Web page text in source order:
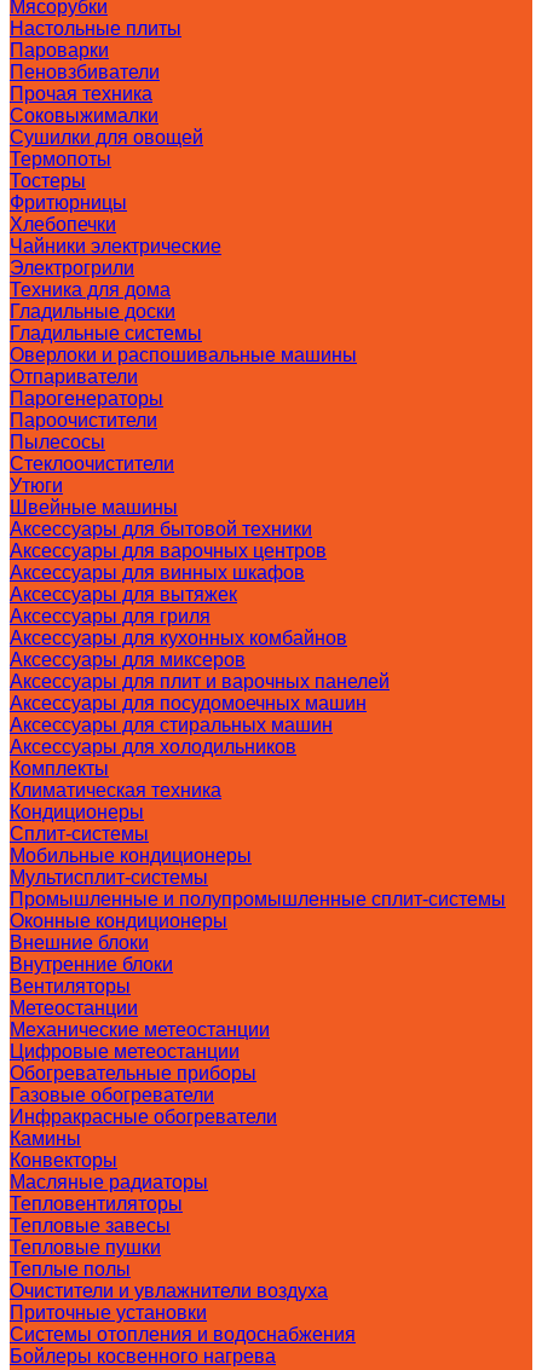
Мясорубки
Настольные плиты
Пароварки
Пеновзбиватели
Прочая техника
Соковыжималки
Сушилки для овощей
Термопоты
Тостеры
Фритюрницы
Хлебопечки
Чайники электрические
Электрогрили
Техника для дома
Гладильные доски
Гладильные системы
Оверлоки и распошивальные машины
Отпариватели
Парогенераторы
Пароочистители
Пылесосы
Стеклоочистители
Утюги
Швейные машины
Аксессуары для бытовой техники
Аксессуары для варочных центров
Аксессуары для винных шкафов
Аксессуары для вытяжек
Аксессуары для гриля
Аксессуары для кухонных комбайнов
Аксессуары для миксеров
Аксессуары для плит и варочных панелей
Аксессуары для посудомоечных машин
Аксессуары для стиральных машин
Аксессуары для холодильников
Комплекты
Климатическая техника
Кондиционеры
Сплит-системы
Мобильные кондиционеры
Мультисплит-системы
Промышленные и полупромышленные сплит-системы
Оконные кондиционеры
Внешние блоки
Внутренние блоки
Вентиляторы
Метеостанции
Механические метеостанции
Цифровые метеостанции
Обогревательные приборы
Газовые обогреватели
Инфракрасные обогреватели
Камины
Конвекторы
Масляные радиаторы
Тепловентиляторы
Тепловые завесы
Тепловые пушки
Теплые полы
Очистители и увлажнители воздуха
Приточные установки
Системы отопления и водоснабжения
Бойлеры косвенного нагрева